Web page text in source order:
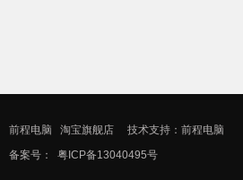
前程电脑 淘宝旗舰店
技术支持：前程电脑
备案号：
粤ICP备13040495号